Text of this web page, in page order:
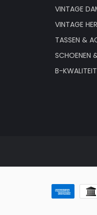
VINTAGE
VINTAGE
TASSEN &
SCHOENEN
B-KWALITEIT